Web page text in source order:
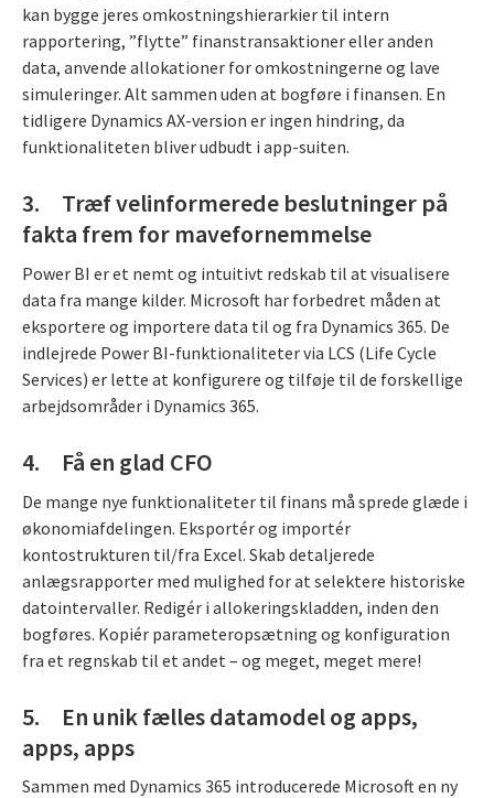
kan bygge jeres omkostningshierarkier til intern
rapportering, ”flytte” finanstransaktioner eller anden
data, anvende allokationer for omkostningerne og lave
simuleringer. Alt sammen uden at bogføre i finansen. En
tidligere Dynamics AX-version er ingen hindring, da
funktionaliteten bliver udbudt i app-suiten.
3. Træf velinformerede beslutninger på
fakta frem for mavefornemmelse
Power BI er et nemt og intuitivt redskab til at visualisere
data fra mange kilder. Microsoft har forbedret måden at
eksportere og importere data til og fra Dynamics 365. De
indlejrede Power BI-funktionaliteter via LCS (Life Cycle
Services) er lette at konfigurere og tilføje til de forskellige
arbejdsområder i Dynamics 365.
4. Få en glad CFO
De mange nye funktionaliteter til finans må sprede glæde i
økonomiafdelingen. Eksportér og importér
kontostrukturen til/fra Excel. Skab detaljerede
anlægsrapporter med mulighed for at selektere historiske
datointervaller. Redigér i allokeringskladden, inden den
bogføres. Kopiér parameteropsætning og konfiguration
fra et regnskab til et andet – og meget, meget mere!
5. En unik fælles datamodel og apps,
apps, apps
Sammen med Dynamics 365 introducerede Microsoft en ny